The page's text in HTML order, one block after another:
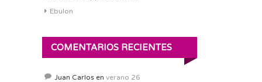
Ebulon
COMENTARIOS RECIENTES
Juan Carlos en verano 26